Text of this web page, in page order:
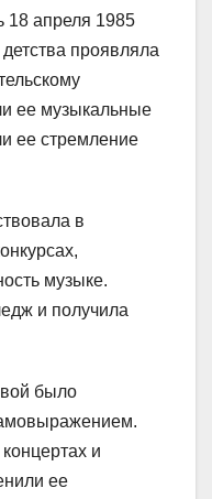
18 апреля 1985
проявляла
ее музыкальные
ее стремление
в
музыке.
и получила
было
и
ее